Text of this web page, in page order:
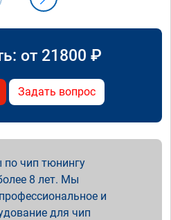
от 21800 ₽
Задать вопрос
чип тюнингу
8 лет. Мы
и
для чип